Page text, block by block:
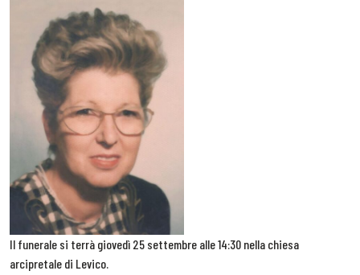
Il funerale si terrà giovedì 25 settembre alle 14:30 nella chiesa
arcipretale di Levico.